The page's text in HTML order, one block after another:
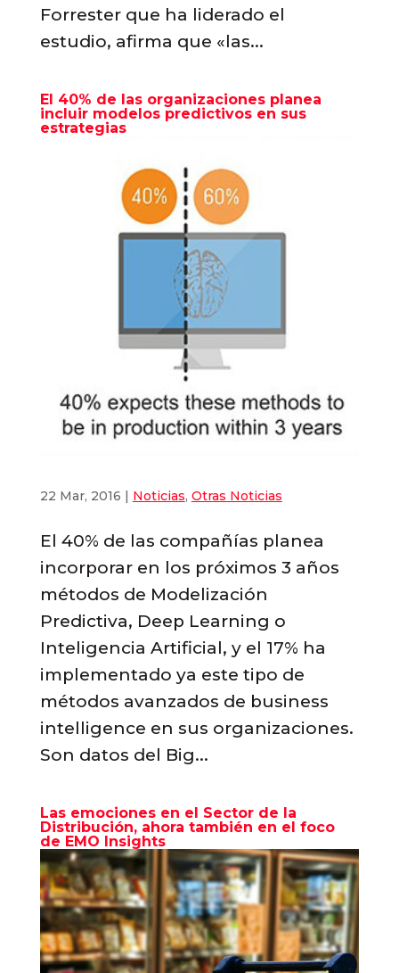
Forrester que ha liderado el
estudio, afirma que «las...
El 40% de las organizaciones planea
incluir modelos predictivos en sus
estrategias
22 Mar, 2016 | Noticias, Otras Noticias
El 40% de las compañías planea
incorporar en los próximos 3 años
métodos de Modelización
Predictiva, Deep Learning o
Inteligencia Artificial, y el 17% ha
implementado ya este tipo de
métodos avanzados de business
intelligence en sus organizaciones.
Son datos del Big...
Las emociones en el Sector de la
Distribución, ahora también en el foco
de EMO Insights